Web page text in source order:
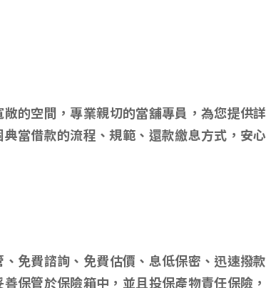
的空間，專業親切的當舖專員，為您提供
當借款的流程、規範、還款繳息方式，安
免費諮詢、免費估價、息低保密、迅速撥
保管於保險箱中，並且投保產物責任保險